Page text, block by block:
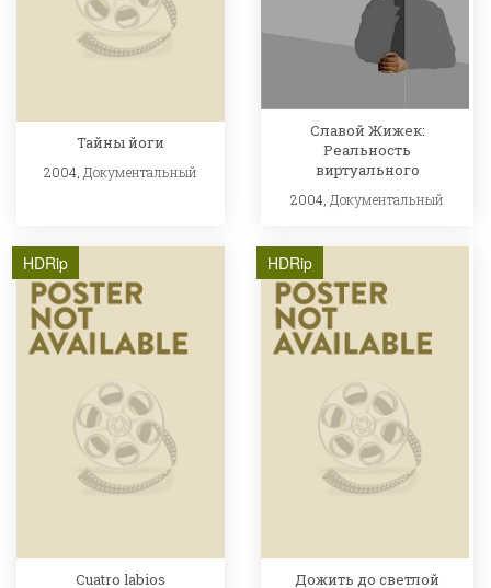
Тайны йоги
2004, Документальный
Славой Жижек:
Реальность
виртуального
2004, Документальный
HDRip
Cuatro labios
HDRip
Дожить до светлой